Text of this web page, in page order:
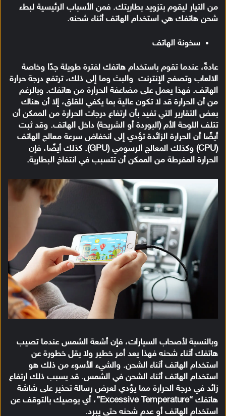
من التيار ليقوم بتزويد بطاريتك. فمن الأسباب الرئيسية لبطء
شحن هاتفك هي استخدام الهاتف أثناء شحنه.
سخونة الهاتف
عادةً، عندما تقوم باستخدام هاتفك لفترة طويلة جدًا وخاصة
الالعاب وتصفح الإنترنت والبث وما إلى ذلك، ترتفع درجة حرارة
الهاتف. فهذا يعمل على مضاعفة الحرارة من هاتفك. وبالرغم
من أن الحرارة قد لا تكون عالية بما يكفي للقلق، إلا أن هناك
بعض التقارير التي تفيد بأن ارتفاع درجات الحرارة من الممكن أن
تتلف اللوحة الأم (البوردة أو الشريحة) داخل الهاتف. وقد ثبت
أيضًا أن الحرارة الزائدة تؤدي إلى انخفاض سرعة معالج الهاتف
(CPU) وكذلك المعالج الرسومي (GPU). كذلك أيضًا، فإن
الحرارة المفرطة من الممكن أن تتسبب في انتفاخ البطارية.
وبالنسبة لأصحاب السيارات، فإن أشعة الشمس عندما تصيب
هاتفك أثناء شحنه فهذا يعد أمر خطير ولا يقل خطورة عن
استخدام الهاتف أثناء الشحن. والشيء الأسوء من ذلك هو
استخدام الهاتف أثناء الشحن في الشمس. قد يسبب ذلك ارتفاع
زائد في درجة الحرارة مما يؤدي لعرض رسالة تحذير على شاشة
هاتفك “Excessive Temperature”، أي يوصيك بالتوقف عن
استخدام الهاتف أو عدم شحنه حتى يبرد.